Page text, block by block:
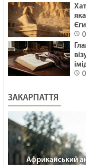
файно
ЗАКАРПАТТЯ
Африканський